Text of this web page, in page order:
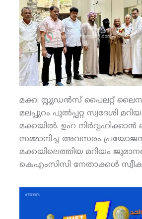
മക്ക: സ്റ്റുഡന്‍സ് പൈലറ്റ്
മലപ്പുറം പുല്‍പ്പറ്റ സ്വദേശി
മക്കയില്‍. ഉംറ
സമ്മാനിച്ച അവസരം
മക്കയിലെത്തിയ മറിയം
കെഎംസിസി നേതാക്കള്‍